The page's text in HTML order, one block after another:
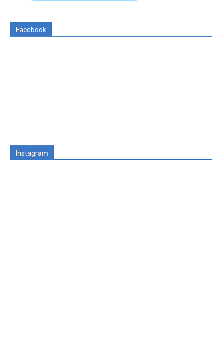
Facebook
Instagram